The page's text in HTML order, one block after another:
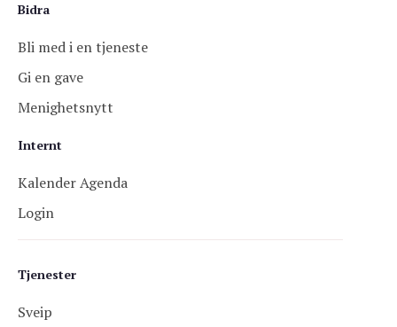
Tjenester
Sveip
Bidra
Bli med i en tjeneste
Gi en gave
Menighetsnytt
Internt
Kalender Agenda
Login